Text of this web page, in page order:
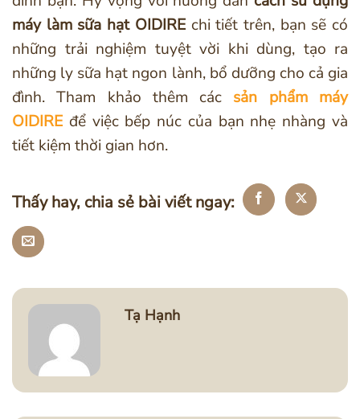
máy làm sữa hạt OIDIREchi tiết trên, bạn sẽ có
những trải nghiệm tuyệt vời khi dùng, tạo ra
những ly sữa hạt ngon lành, bổ dưỡng cho cả gia
đình. Tham khảo thêm các sản phẩm máy
OIDIRE để việc bếp núc của bạn nhẹ nhàng và
tiết kiệm thời gian hơn.
Thấy hay, chia sẻ bài viết ngay:
Tạ Hạnh